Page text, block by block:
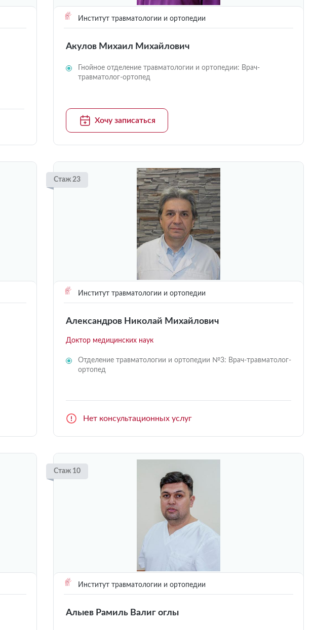
Институт травматологии и ортопедии
Акулов Михаил Михайлович
Гнойное отделение травматологии и ортопедии: Врач-
травматолог-ортопед
Хочу записаться
Стаж 23
Институт травматологии и ортопедии
Александров Николай Михайлович
Доктор медицинских наук
Отделение травматологии и ортопедии №3: Врач-травматолог-
ортопед
Нет консультационных услуг
Стаж 10
Институт травматологии и ортопедии
Алыев Рамиль Валиг оглы